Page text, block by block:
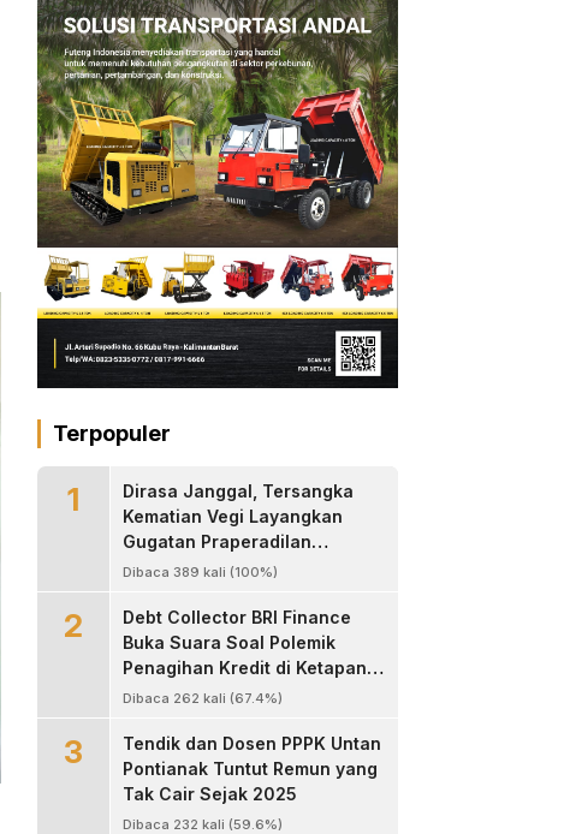
Terpopuler
1
Dirasa Janggal, Tersangka
Kematian Vegi Layangkan
Gugatan Praperadilan
Kapolres Landak
Dibaca 389 kali (100%)
2
Debt Collector BRI Finance
Buka Suara Soal Polemik
Penagihan Kredit di Ketapang,
Bantah Tuduhan
Dibaca 262 kali (67.4%)
3
Tendik dan Dosen PPPK Untan
Pontianak Tuntut Remun yang
Tak Cair Sejak 2025
Dibaca 232 kali (59.6%)